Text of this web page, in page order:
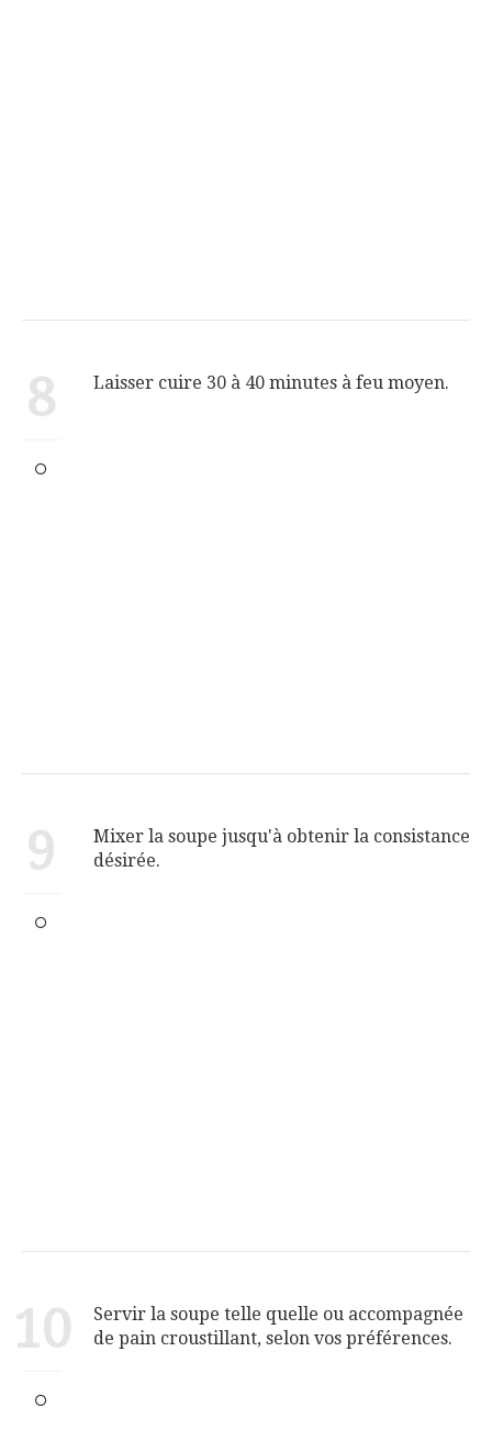
8 Laisser cuire 30 à 40 minutes à feu moyen.
9
Mixer la soupe jusqu'à obtenir la consistance
désirée.
10
Servir la soupe telle quelle ou accompagnée
de pain croustillant, selon vos préférences.